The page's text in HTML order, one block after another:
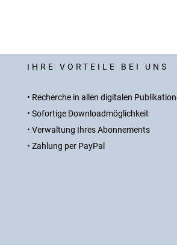
IHRE VORTEILE BEI UNS
• Recherche in allen digitalen
• Sofortige Downloadmöglichkeit
• Verwaltung Ihres Abonnements
• Zahlung per PayPal